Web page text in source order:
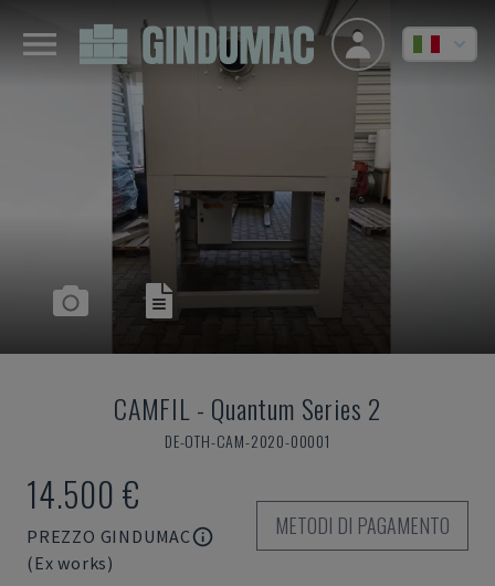
CAMFIL - Quantum Series 2
DE-OTH-CAM-2020-00001
14.500 €
PREZZO GINDUMAC
(Ex works)
METODI DI PAGAMENTO